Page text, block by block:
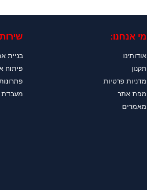
מי אנחנו:
אודותינו
תקנון
מדניות פרטיות
מפת אתר
מאמרים
בניית
פיתוח
מעבדת